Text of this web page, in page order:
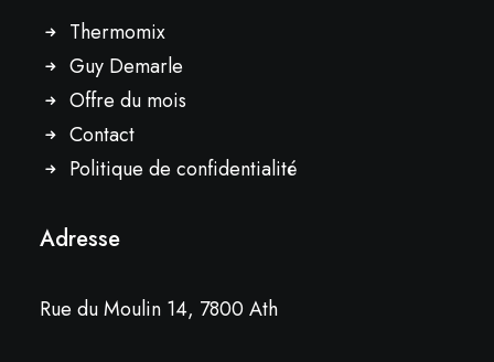
Thermomix
Guy Demarle
Offre du mois
Contact
Politique de confidentialité
Adresse
Rue du Moulin 14, 7800 Ath